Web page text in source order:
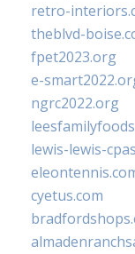
retro-
theblvd-
fpet2023.org
e-
ngrc2022.org
lewis-lewis-
cyetus.com